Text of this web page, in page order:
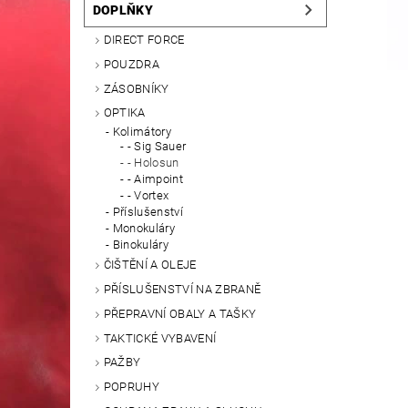
DOPLŇKY
DIRECT FORCE
POUZDRA
ZÁSOBNÍKY
OPTIKA
Kolimátory
- Sig Sauer
- Holosun
- Aimpoint
- Vortex
Příslušenství
Monokuláry
Binokuláry
ČIŠTĚNÍ A OLEJE
PŘÍSLUŠENSTVÍ NA ZBRANĚ
PŘEPRAVNÍ OBALY A TAŠKY
TAKTICKÉ VYBAVENÍ
PAŽBY
POPRUHY